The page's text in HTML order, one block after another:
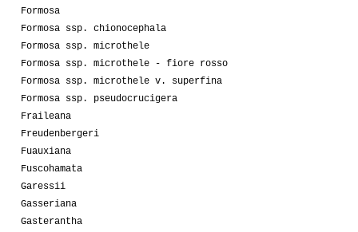
Formosa
Formosa ssp. chionocephala
Formosa ssp. microthele
Formosa ssp. microthele - fiore rosso
Formosa ssp. microthele v. superfina
Formosa ssp. pseudocrucigera
Fraileana
Freudenbergeri
Fuauxiana
Fuscohamata
Garessii
Gasseriana
Gasterantha